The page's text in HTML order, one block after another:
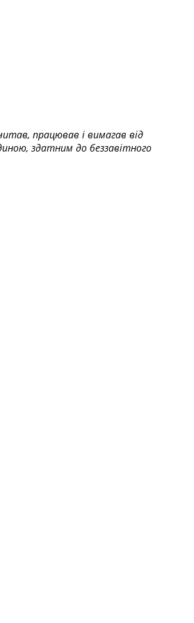
працював і вимагав від
здатним до беззавітного